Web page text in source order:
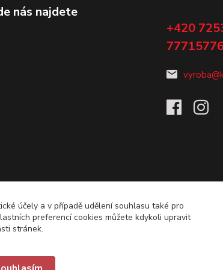
nás najdete
+420
účely a v případě udělení souhlasu také pro
preferencí cookies můžete kdykoli upravit
stránek.